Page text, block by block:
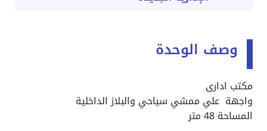
وصف الوحدة
مكتب ادارى
واجهة علي ممشي سياحي والبلاز الداخلية
المساحة 48 متر